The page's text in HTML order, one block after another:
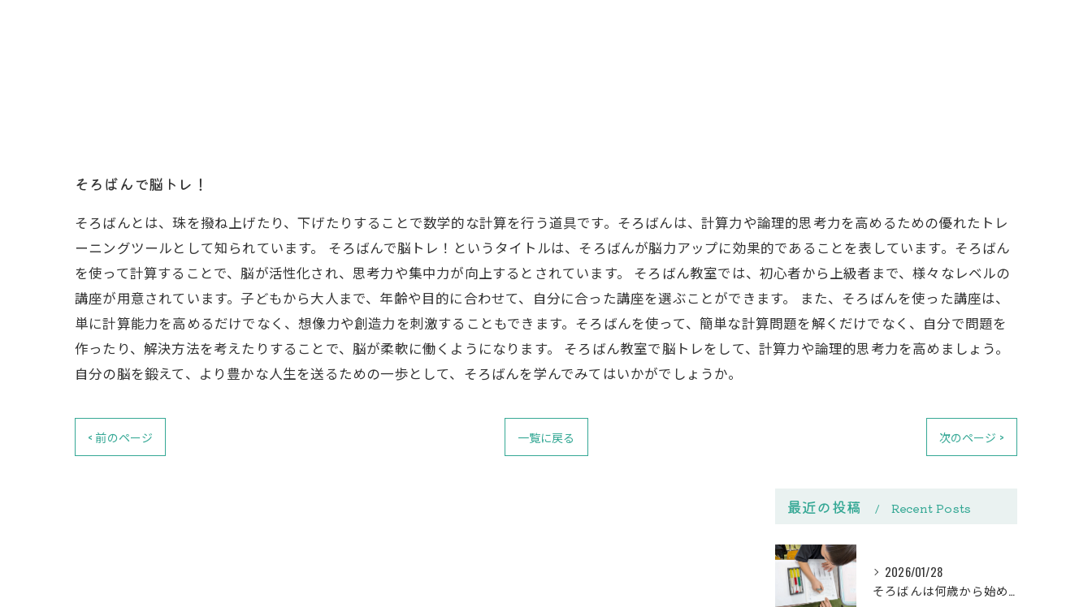
そろばんで脳トレ！
そろばんとは、珠を撥ね上げたり、下げたりすることで数学的な計算を行う道具です。そろばんは、計算力や論理的思考力を高めるための優れたトレ
ーニングツールとして知られています。 そろばんで脳トレ！というタイトルは、そろばんが脳力アップに効果的であることを表しています。そろばん
を使って計算することで、脳が活性化され、思考力や集中力が向上するとされています。 そろばん教室では、初心者から上級者まで、様々なレベルの
講座が用意されています。子どもから大人まで、年齢や目的に合わせて、自分に合った講座を選ぶことができます。 また、そろばんを使った講座は、
単に計算能力を高めるだけでなく、想像力や創造力を刺激することもできます。そろばんを使って、簡単な計算問題を解くだけでなく、自分で問題を
作ったり、解決方法を考えたりすることで、脳が柔軟に働くようになります。 そろばん教室で脳トレをして、計算力や論理的思考力を高めましょう。
自分の脳を鍛えて、より豊かな人生を送るための一歩として、そろばんを学んでみてはいかがでしょうか。
< 前のページ 一覧に戻る 次のページ >
最近の投稿 Recent Posts
2026/01/28
そろばんは何歳から始める？下野市SSK育脳教室の教室選びと体験ガイド